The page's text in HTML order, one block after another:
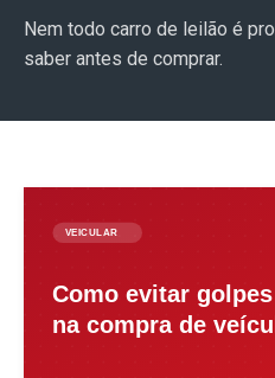
Nem todo carro de leilão é
saber antes de comprar.